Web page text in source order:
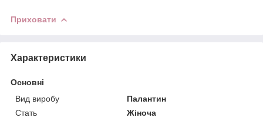
Приховати
Характеристики
Основні
Вид виробу
Палантин
Стать
Жіноча